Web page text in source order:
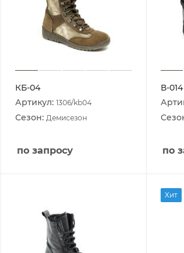
КБ-04
Артикул: 1306/kb04
Сезон: Демисезон
по запросу
В-014
по
Хит